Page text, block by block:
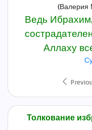
(Валерия
Ведь
Аллаху
Толкование